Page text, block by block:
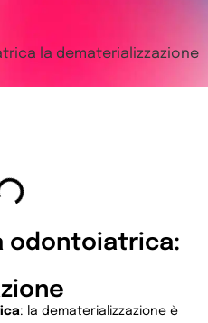
odontoiatrica:
: la dematerializzazione è